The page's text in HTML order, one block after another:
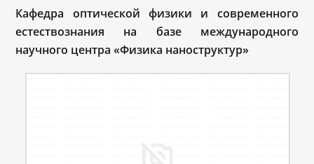
Кафедра оптической физики и современного
естествознания на базе международного
научного центра «Физика наноструктур»